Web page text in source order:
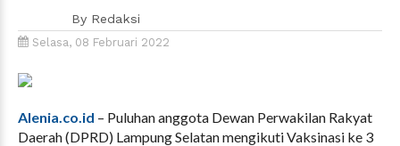
By Redaksi
Selasa, 08 Februari 2022
Alenia.co.id – Puluhan anggota Dewan Perwakilan Rakyat
Daerah (DPRD) Lampung Selatan mengikuti Vaksinasi ke 3